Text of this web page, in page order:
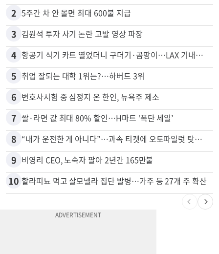
1
2 5주간 차 안 몰면 최대 600불 지급
3 김원석 투자 사기 논란 고발 영상 파장
4
5 취업 잘되는 대학 1위는?…하버드 3위
6 변호사시험 중 심정지 온 한인, 뉴욕주 제소
7 쌀·라면 값 최대 80% 할인…H마트 ‘폭탄 세일’
8
9 비영리 CEO, 노숙자 팔아 2년간 165만불
할라피뇨 먹고 살모넬라 집단 발병…가주 등 27개 주 확산